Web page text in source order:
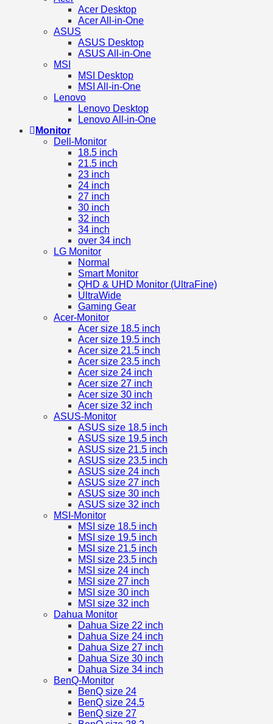
Acer Desktop
Acer All-in-One
ASUS
ASUS Desktop
ASUS All-in-One
MSI
MSI Desktop
MSI All-in-One
Lenovo
Lenovo Desktop
Lenovo All-in-One
Monitor
Dell-Monitor
18.5 inch
21.5 inch
23 inch
24 inch
27 inch
30 inch
32 inch
34 inch
over 34 inch
LG Monitor
Normal
Smart Monitor
QHD & UHD Monitor (UltraFine)
UltraWide
Gaming Gear
Acer-Monitor
Acer size 18.5 inch
Acer size 19.5 inch
Acer size 21.5 inch
Acer size 23.5 inch
Acer size 24 inch
Acer size 27 inch
Acer size 30 inch
Acer size 32 inch
ASUS-Monitor
ASUS size 18.5 inch
ASUS size 19.5 inch
ASUS size 21.5 inch
ASUS size 23.5 inch
ASUS size 24 inch
ASUS size 27 inch
ASUS size 30 inch
ASUS size 32 inch
MSI-Monitor
MSI size 18.5 inch
MSI size 19.5 inch
MSI size 21.5 inch
MSI size 23.5 inch
MSI size 24 inch
MSI size 27 inch
MSI size 30 inch
MSI size 32 inch
Dahua Monitor
Dahua Size 22 inch
Dahua Size 24 inch
Dahua Size 27 inch
Dahua Size 30 inch
Dahua Size 34 inch
BenQ-Monitor
BenQ size 24
BenQ size 24.5
BenQ size 27